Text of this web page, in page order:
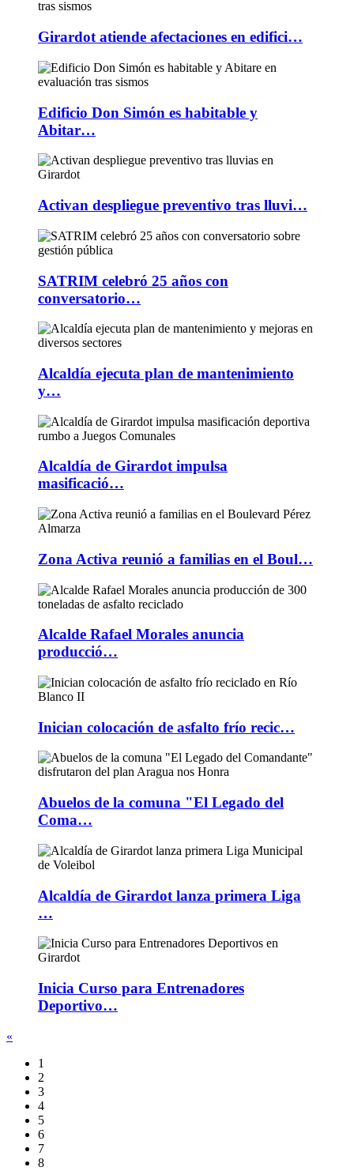
Girardot atiende afectaciones en edifici…
Edificio Don Simón es habitable y
Abitar…
Activan despliegue preventivo tras lluvi…
SATRIM celebró 25 años con
conversatorio…
Alcaldía ejecuta plan de mantenimiento
y…
Alcaldía de Girardot impulsa
masificació…
Zona Activa reunió a familias en el Boul…
Alcalde Rafael Morales anuncia
producció…
Inician colocación de asfalto frío recic…
Abuelos de la comuna "El Legado del
Coma…
Alcaldía de Girardot lanza primera Liga
…
Inicia Curso para Entrenadores
Deportivo…
«
1
2
3
4
5
6
7
8